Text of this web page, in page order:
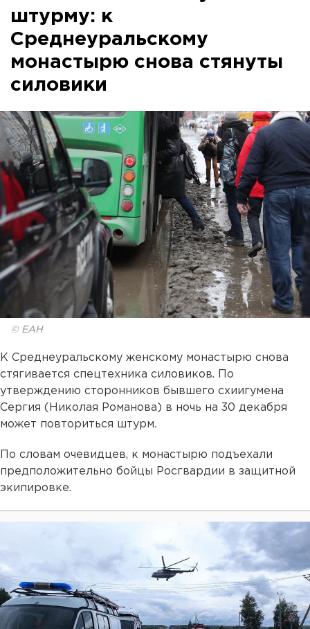
штурму: к
Среднеуральскому
монастырю снова стянуты
силовики
© ЕАН
К Среднеуральскому женскому монастырю снова
стягивается спецтехника силовиков. По
утверждению сторонников бывшего схиигумена
Сергия (Николая Романова) в ночь на 30 декабря
может повториться штурм.
По словам очевидцев, к монастырю подъехали
предположительно бойцы Росгвардии в защитной
экипировке.